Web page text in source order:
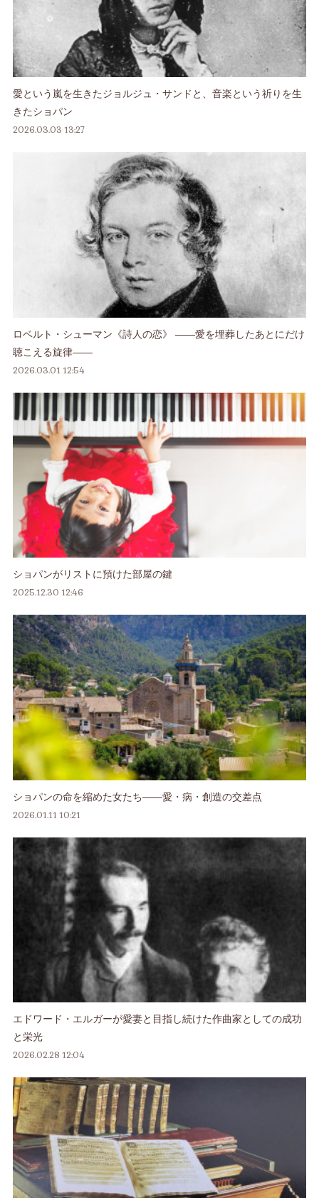
愛という嵐を生きたジョルジュ・サンドと、音楽という祈りを生
きたショパン
2026.03.03 13:27
ロベルト・シューマン《詩人の恋》 ――愛を埋葬したあとにだけ
聴こえる旋律――
2026.03.01 12:54
ショパンがリストに預けた部屋の鍵
2025.12.30 12:46
ショパンの命を縮めた女たち――愛・病・創造の交差点
2026.01.11 10:21
エドワード・エルガーが愛妻と目指し続けた作曲家としての成功
と栄光
2026.02.28 12:04